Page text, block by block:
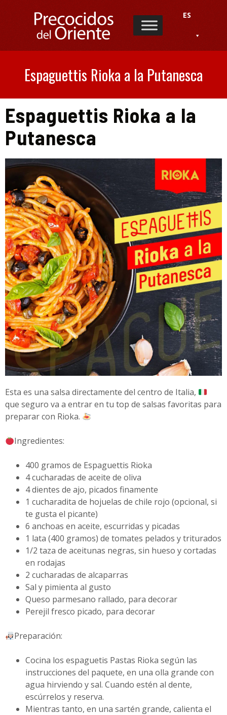
ES
Espaguettis Rioka a la Putanesca
Espaguettis Rioka a la
Putanesca
Esta es una salsa directamente del centro de Italia,
que seguro va a entrar en tu top de salsas favoritas para
preparar con Rioka.
Ingredientes:
400 gramos de Espaguettis Rioka
4 cucharadas de aceite de oliva
4 dientes de ajo, picados finamente
1 cucharadita de hojuelas de chile rojo (opcional, si
te gusta el picante)
6 anchoas en aceite, escurridas y picadas
1 lata (400 gramos) de tomates pelados y triturados
1/2 taza de aceitunas negras, sin hueso y cortadas
en rodajas
2 cucharadas de alcaparras
Sal y pimienta al gusto
Queso parmesano rallado, para decorar
Perejil fresco picado, para decorar
Preparación:
Cocina los espaguetis Pastas Rioka según las
instrucciones del paquete, en una olla grande con
agua hirviendo y sal. Cuando estén al dente,
escúrrelos y reserva.
Mientras tanto, en una sartén grande, calienta el